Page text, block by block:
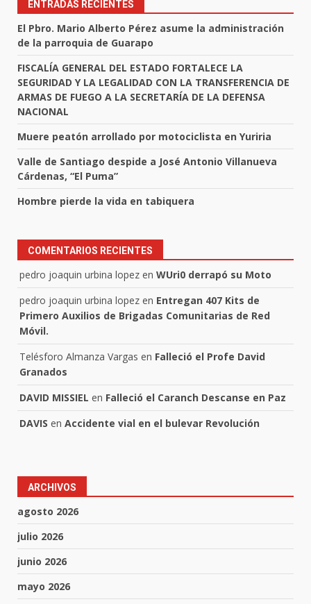
ENTRADAS RECIENTES
El Pbro. Mario Alberto Pérez asume la administración
de la parroquia de Guarapo
FISCALÍA GENERAL DEL ESTADO FORTALECE LA
SEGURIDAD Y LA LEGALIDAD CON LA TRANSFERENCIA DE
ARMAS DE FUEGO A LA SECRETARÍA DE LA DEFENSA
NACIONAL
Muere peatón arrollado por motociclista en Yuriria
Valle de Santiago despide a José Antonio Villanueva
Cárdenas, “El Puma”
Hombre pierde la vida en tabiquera
COMENTARIOS RECIENTES
pedro joaquin urbina lopez en WUri0 derrapó su Moto
pedro joaquin urbina lopez en Entregan 407 Kits de
Primero Auxilios de Brigadas Comunitarias de Red
Móvil.
Telésforo Almanza Vargas en Falleció el Profe David
Granados
DAVID MISSIEL en Falleció el Caranch Descanse en Paz
DAVIS en Accidente vial en el bulevar Revolución
ARCHIVOS
agosto 2026
julio 2026
junio 2026
mayo 2026